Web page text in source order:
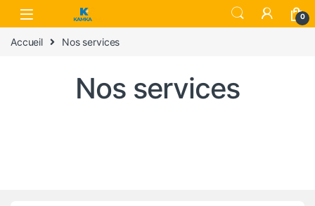
Skip to navigation
Skip to content
0
Accueil Nos services
Nos services